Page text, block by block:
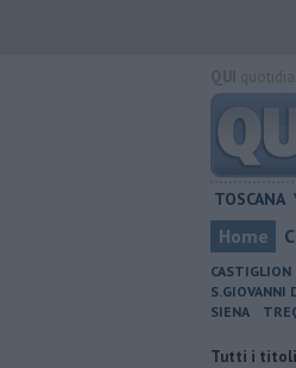
TOSCANA
Home
S.GIOVANNI
SIENA
Tutti i
Autovelox, se la